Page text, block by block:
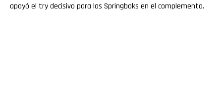
apoyó el try decisivo para los Springboks en el complemento.